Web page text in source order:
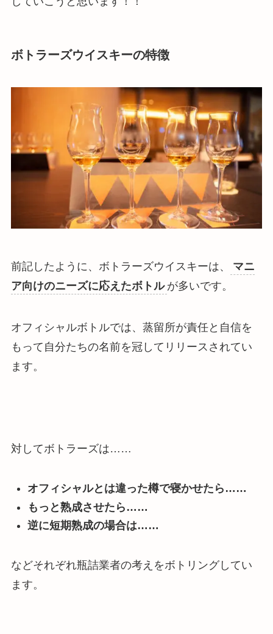
ボトラーズウイスキーの特徴
前記したように、ボトラーズウイスキーは、
マニ
ア向けのニーズに応えたボトル が多いです。
オフィシャルボトルでは、蒸留所が責任と自信を
もって自分たちの名前を冠してリリースされてい
ます。
対してボトラーズは……
オフィシャルとは違った樽で寝かせたら……
もっと熟成させたら……
逆に短期熟成の場合は……
などそれぞれ瓶詰業者の考えをボトリングしてい
ます。